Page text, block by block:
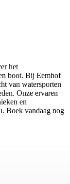
het
boot. Bij Eemhof
van watersporten
Onze ervaren
en
Boek vandaag nog